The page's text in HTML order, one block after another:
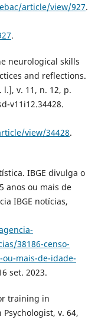
article/view/927.
.
neurological skills
and reflections.
l.], v. 11, n. 12, p.
v11i12.34428.
view/34428.
IBGE divulga o
anos ou mais de
IBGE notícias,
38186-censo-
ou-mais-de-idade-
set. 2023.
training in
v. 64,